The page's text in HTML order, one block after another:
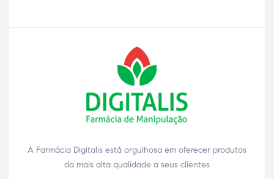
A Farmácia Digitalis está orgulhosa em oferecer produtos
da mais alta qualidade a seus clientes